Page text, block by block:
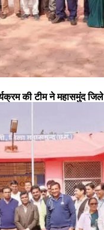
की टीम ने महासमुंद